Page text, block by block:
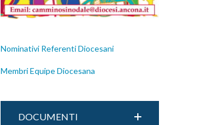
Nominativi Referenti Diocesani
Membri Equipe Diocesana
DOCUMENTI